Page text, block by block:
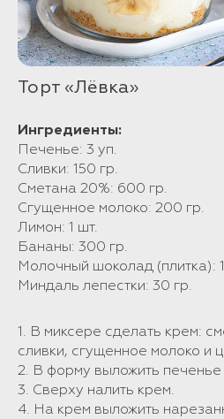
Торт «Лёвка»
Ингредиенты:
Печенье: 3 уп.
Сливки: 150 гр.
Сметана 20%: 600 гр.
Сгущенное молоко: 200 гр.
Лимон: 1 шт.
Бананы: 300 гр.
Молочный шоколад (плитка):
Миндаль лепестки: 30 гр.
1. В миксере сделать крем:
сливки, сгущенное молоко и
2. В форму выложить печенье
3. Сверху налить крем.
4. На крем выложить